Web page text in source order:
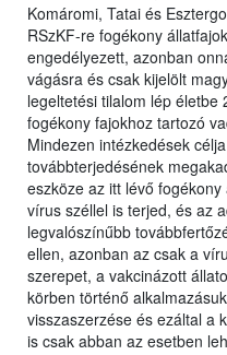
Komáromi, Tatai és
RSzKF-re fogékony
engedélyezett, azonban
vágásra és csak kijelölt
legeltetési tilalom lép
fogékony fajokhoz tartozó
Mindezen intézkedések
továbbterjedésének
eszköze az itt lévő
vírus széllel is terjed, és az
legvalószínűbb
ellen, azonban az csak a
szerepet, a vakcinázott
körben történő
visszaszerzése és ezáltal a
is csak abban az esetben